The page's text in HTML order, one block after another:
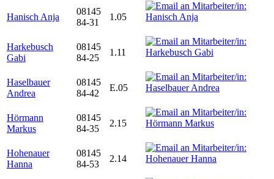
Hanisch Anja
08145
84-31
1.05
Harkebusch
Gabi
08145
84-25
1.11
Haselbauer
Andrea
08145
84-42
E.05
Hörmann
Markus
08145
84-35
2.15
Hohenauer
Hanna
08145
84-53
2.14